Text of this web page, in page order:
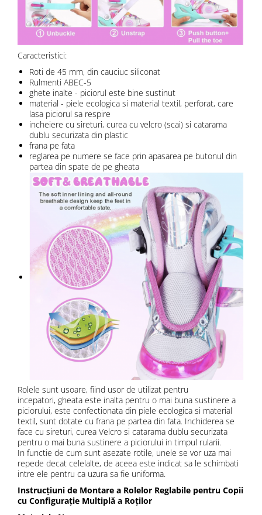
Caracteristici:
Roti de 45 mm, din cauciuc siliconat
Rulmenti ABEC-5
ghete inalte - piciorul este bine sustinut
material - piele ecologica si material textil, perforat, care
lasa piciorul sa respire
incheiere cu sireturi, curea cu velcro (scai) si catarama
dublu securizata din plastic
frana pe fata
reglarea pe numere se face prin apasarea pe butonul din
partea din spate de pe gheata
Rolele sunt usoare, fiind usor de utilizat pentru
incepatori, gheata este inalta pentru o mai buna sustinere a
piciorului, este confectionata din piele ecologica si material
textil, sunt dotate cu frana pe partea din fata. Inchiderea se
face cu sireturi, curea Velcro si catarama dublu securizata
pentru o mai buna sustinere a piciorului in timpul rularii.
In functie de cum sunt asezate rotile, unele se vor uza mai
repede decat celelalte, de aceea este indicat sa le schimbati
intre ele pentru ca uzura sa fie uniforma.
Instrucțiuni de Montare a Rolelor Reglabile pentru Copii
cu Configurație Multiplă a Roților